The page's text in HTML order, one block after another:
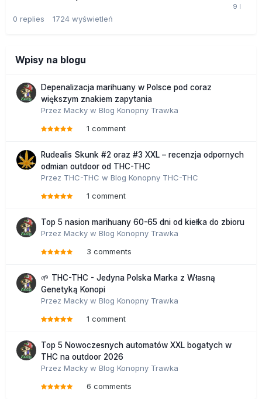
0 replies 1724 wyświetleń
Wpisy na blogu
Depenalizacja marihuany w Polsce pod coraz
większym znakiem zapytania
Przez Macky w Blog Konopny Trawka
1 comment
Rudealis Skunk #2 oraz #3 XXL – recenzja odpornych
odmian outdoor od THC-THC
Przez THC-THC w Blog Konopny THC-THC
1 comment
Top 5 nasion marihuany 60-65 dni od kiełka do zbioru
Przez Macky w Blog Konopny Trawka
3 comments
🌱 THC-THC - Jedyna Polska Marka z Własną
Genetyką Konopi
Przez Macky w Blog Konopny Trawka
1 comment
Top 5 Nowoczesnych automatów XXL bogatych w
THC na outdoor 2026
Przez Macky w Blog Konopny Trawka
6 comments